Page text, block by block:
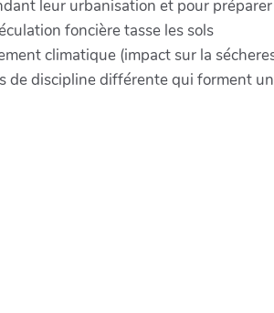
leur urbanisation et pour préparer
foncière tasse les sols
climatique (impact sur la
de discipline différente qui forment